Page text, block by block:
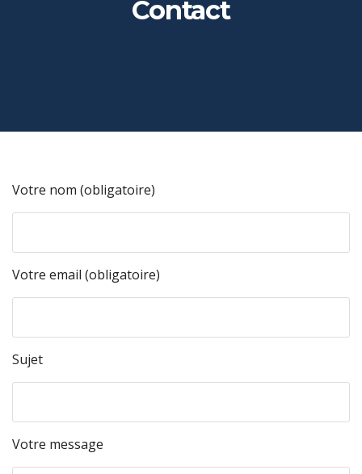
Contact
Votre nom (obligatoire)
Votre email (obligatoire)
Sujet
Votre message